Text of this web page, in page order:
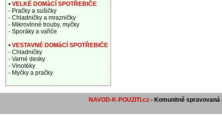
• VELKÉ DOMàCÍ SPOTŘEBIČE
- Pračky a sušičky
- Chladničky a mrazničky
- Mikrovlnné trouby, myčky
- Sporáky a vařiče
• VESTAVNÉ DOMàCÍ SPOTŘEBIČE
- Chladničky
- Varné desky
- Vinotéky
- Myčky a pračky
NAVOD-K-POUZITI.cz - Komunitně